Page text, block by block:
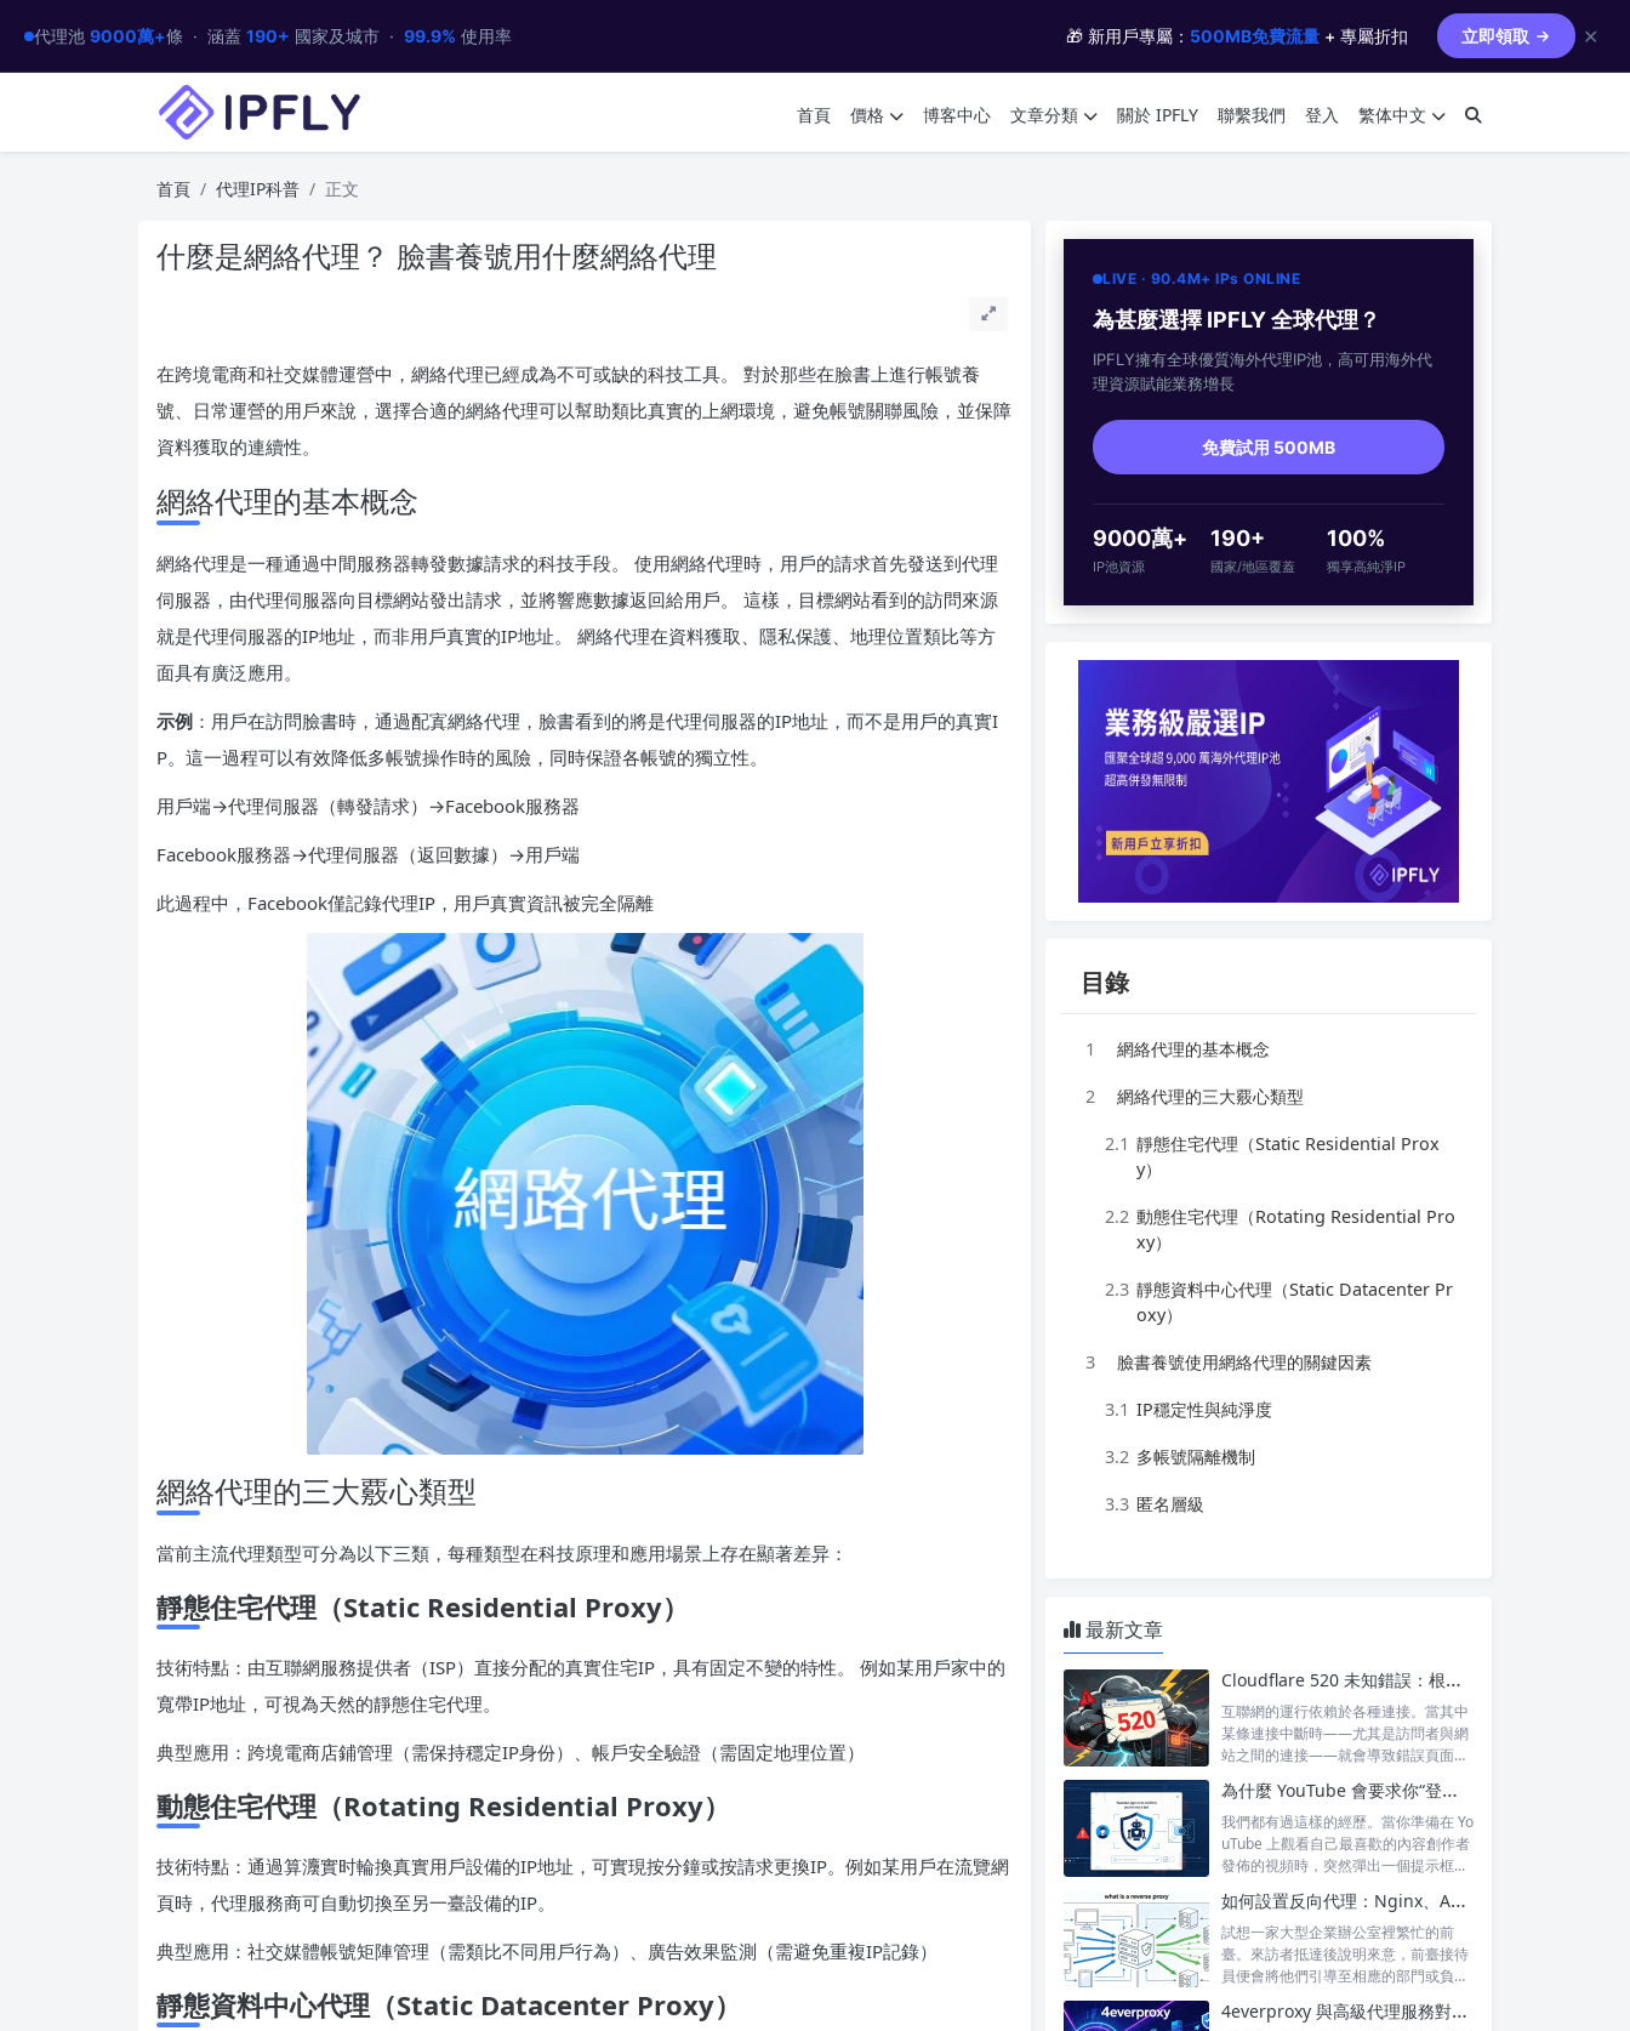
代理池 9000萬+條 · 涵蓋 190+ 國家及城市 · 99.9% 使用率 🎁 新用戶專屬： 500MB免費流量 + 專屬折扣 立即領取 ✕
首頁 價格 博客中心 文章分類 關於 IPFLY 聯繫我們 登入 繁体中文
首頁 代理IP科普 正文
什麼是網絡代理？ 臉書養號用什麼網絡代理
在跨境電商和社交媒體運營中，網絡代理已經成為不可或缺的科技工具。 對於那些在臉書上進行帳號養
號、日常運營的用戶來說，選擇合適的網絡代理可以幫助類比真實的上網環境，避免帳號關聯風險，並保障
資料獲取的連續性。
網絡代理的基本概念
網絡代理是一種通過中間服務器轉發數據請求的科技手段。 使用網絡代理時，用戶的請求首先發送到代理
伺服器，由代理伺服器向目標網站發出請求，並將響應數據返回給用戶。 這樣，目標網站看到的訪問來源
就是代理伺服器的IP地址，而非用戶真實的IP地址。 網絡代理在資料獲取、隱私保護、地理位置類比等方
面具有廣泛應用。
示例 ：用戶在訪問臉書時，通過配寘網絡代理，臉書看到的將是代理伺服器的IP地址，而不是用戶的真實I
P。這一過程可以有效降低多帳號操作時的風險，同時保證各帳號的獨立性。
用戶端→代理伺服器（轉發請求）→Facebook服務器
Facebook服務器→代理伺服器（返回數據）→用戶端
此過程中，Facebook僅記錄代理IP，用戶真實資訊被完全隔離
網絡代理的三大覈心類型
當前主流代理類型可分為以下三類，每種類型在科技原理和應用場景上存在顯著差异：
靜態住宅代理（Static Residential Proxy）
技術特點：由互聯網服務提供者（ISP）直接分配的真實住宅IP，具有固定不變的特性。 例如某用戶家中的
寬帶IP地址，可視為天然的靜態住宅代理。
典型應用：跨境電商店鋪管理（需保持穩定IP身份）、帳戶安全驗證（需固定地理位置）
動態住宅代理（Rotating Residential Proxy）
技術特點：通過算灋實时輪換真實用戶設備的IP地址，可實現按分鐘或按請求更換IP。例如某用戶在流覽網
頁時，代理服務商可自動切換至另一臺設備的IP。
典型應用：社交媒體帳號矩陣管理（需類比不同用戶行為）、廣告效果監測（需避免重複IP記錄）
靜態資料中心代理（Static Datacenter Proxy）
LIVE · 90.4M+ IPs ONLINE
為甚麼選擇 IPFLY 全球代理？
IPFLY擁有全球優質海外代理IP池，高可用海外代
理資源賦能業務增長
免費試用 500MB
9000萬+
IP池資源
190+
國家/地區覆蓋
100%
獨享高純淨IP
目錄
1 網絡代理的基本概念
2 網絡代理的三大覈心類型
2.1 靜態住宅代理（Static Residential Prox
y）
2.2 動態住宅代理（Rotating Residential Pro
xy）
2.3 靜態資料中心代理（Static Datacenter Pr
oxy）
3 臉書養號使用網絡代理的關鍵因素
3.1 IP穩定性與純淨度
3.2 多帳號隔離機制
3.3 匿名層級
最新文章
Cloudflare 520 未知錯誤：根本原因及永久預防技巧
互聯網的運行依賴於各種連接。當其中
某條連接中斷時——尤其是訪問者與網
站之間的連接——就會導致錯誤頁面的
為什麼 YouTube 會要求你“登錄以確認你不是機器人”？
我們都有過這樣的經歷。當你準備在 Yo
uTube 上觀看自己最喜歡的內容創作者
發佈的視頻時，突然彈出一個提示框...
如何設置反向代理：Nginx、Apache 和 HAProxy 詳解
試想一家大型企業辦公室裡繁忙的前
臺。來訪者抵達後說明來意，前臺接待
員便會將他們引導至相應的部門或負責
4everproxy 與高級代理服務對比：速度、隱私和可靠性的比較